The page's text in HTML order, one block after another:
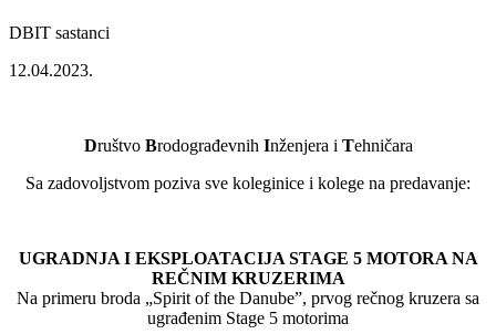
DBIT sastanci
12.04.2023.
Društvo Brodograđevnih Inženjera i Tehničara
Sa zadovoljstvom poziva sve koleginice i kolege na predavanje:
UGRADNJA I EKSPLOATACIJA STAGE 5 MOTORA NA
REČNIM KRUZERIMA
Na primeru broda „Spirit of the Danube”, prvog rečnog kruzera sa
ugrađenim Stage 5 motorima